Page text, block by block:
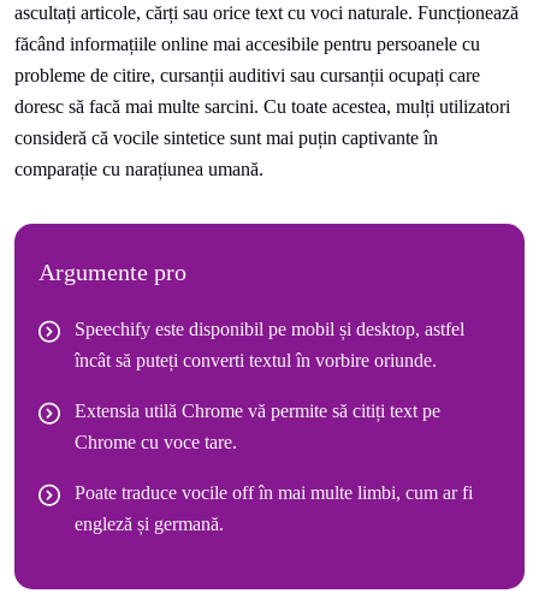
ascultați articole, cărți sau orice text cu voci naturale. Funcționează
făcând informațiile online mai accesibile pentru persoanele cu
probleme de citire, cursanții auditivi sau cursanții ocupați care
doresc să facă mai multe sarcini. Cu toate acestea, mulți utilizatori
consideră că vocile sintetice sunt mai puțin captivante în
comparație cu narațiunea umană.
Argumente pro
Speechify este disponibil pe mobil și desktop, astfel
încât să puteți converti textul în vorbire oriunde.
Extensia utilă Chrome vă permite să citiți text pe
Chrome cu voce tare.
Poate traduce vocile off în mai multe limbi, cum ar fi
engleză și germană.